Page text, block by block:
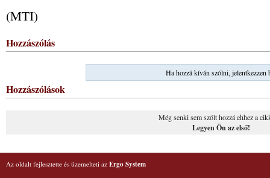
(MTI)
Hozzászólás
Ha hozzá kíván szólni, jelentkezzen
Hozzászólások
Még senki sem szólt hozzá ehhez a
Legyen Ön az első!
Az oldalt fejlesztette és üzemelteti az Ergo System